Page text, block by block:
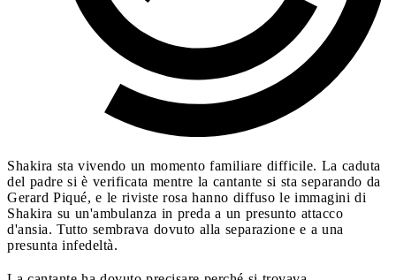
Shakira sta vivendo un momento familiare difficile. La caduta
del padre si è verificata mentre la cantante si sta separando da
Gerard Piqué, e le riviste rosa hanno diffuso le immagini di
Shakira su un'ambulanza in preda a un presunto attacco
d'ansia. Tutto sembrava dovuto alla separazione e a una
presunta infedeltà.